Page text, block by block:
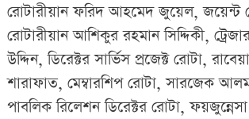
রোটারীয়ান ফরিদ আহমেদ জুয়েল, জয়েন্ট
রোটারীয়ান আশিকুর রহমান সিদ্দিকী,
উদ্দিন, ডিরেক্টর সার্ভিস প্রজেক্ট রোটা,
শারাফাত, মেম্বারশিপ রোটা, সারজেক
পাবলিক রিলেশন ডিরেক্টর রোটা, ফয়জুন্নেসা